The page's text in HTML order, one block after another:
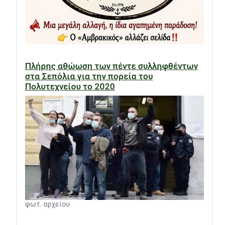
Πλήρης αθώωση των πέντε συλληφθέντων
στα Σεπόλια για την πορεία του
Πολυτεχνείου το 2020
φωτ. αρχείου